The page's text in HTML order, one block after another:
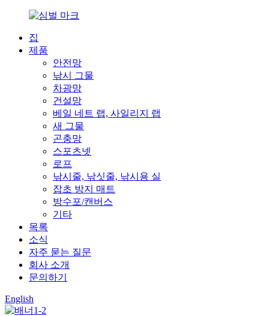
집
제품
안전망
낚시 그물
차광망
건설망
베일 네트 랩, 사일리지 랩
새 그물
곤충망
스포츠넷
로프
낚시줄, 낚싯줄, 낚시용 실
잡초 방지 매트
방수포/캔버스
기타
목록
소식
자주 묻는 질문
회사 소개
문의하기
English